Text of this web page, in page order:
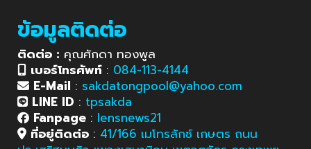
ข้อมูลติดต่อ
ติดต่อ : คุณศักดา ทองพูล
เบอร์โทรศัพท์ : 084-113-4144
E-Mail : sakdatongpool@yahoo.com
LINE ID : tpsakda
Fanpage : lensnews21
ที่อยู่ติดต่อ : 41/166 เมโทรลักซ์ เกษตร ถนน